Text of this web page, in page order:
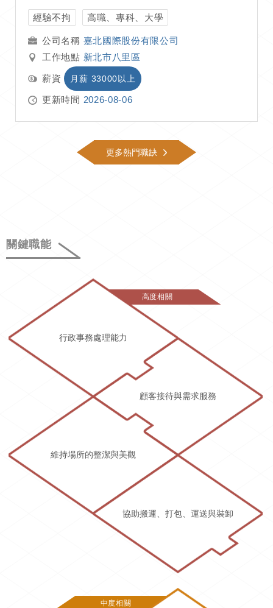
經驗不拘 高職、專科、大學
嘉北國際股份有限公司
工作地點 新北市八里區
薪資 月薪 33000以上
更新時間 2026-08-06
更多熱門職缺
關鍵職能
高度相關
行政事務處理能力
顧客接待與需求服務
維持場所的整潔與美觀
協助搬運、打包、運送與裝卸
中度相關